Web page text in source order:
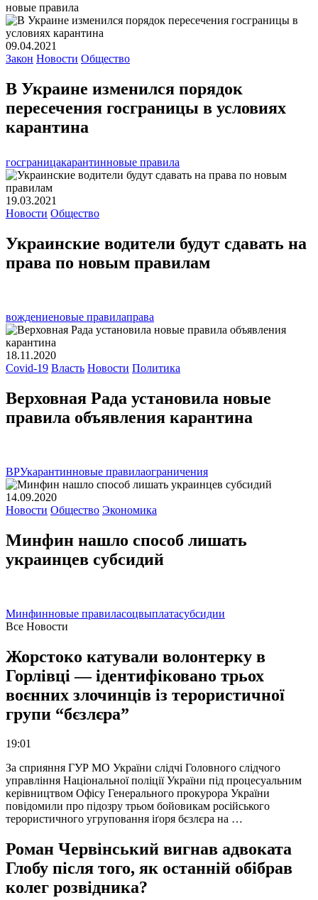
новые правила
09.04.2021
Закон Новости Общество
В Украине изменился порядок
пересечения госграницы в условиях
карантина
госграницакарантинновые правила
19.03.2021
Новости Общество
Украинские водители будут сдавать на
права по новым правилам
вождениеновые правилаправа
18.11.2020
Covid-19 Власть Новости Политика
Верховная Рада установила новые
правила объявления карантина
ВРУкарантинновые правилаограничения
14.09.2020
Новости Общество Экономика
Минфин нашло способ лишать
украинцев субсидий
Минфинновые правиласоцвыплатасубсидии
Все Новости
Жорстоко катували волонтерку в
Горлівці — ідентифіковано трьох
воєнних злочинців із терористичної
групи “бєзлєра”
19:01
За сприяння ГУР МО України слідчі Головного слідчого
управління Національної поліції України під процесуальним
керівництвом Офісу Генерального прокурора України
повідомили про підозру трьом бойовикам російського
терористичного угруповання іґоря бєзлєра на …
Роман Червінський вигнав адвоката
Глобу після того, як останній обібрав
колег розвідника?